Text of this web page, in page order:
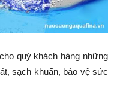
quý khách hàng những
sạch khuẩn, bảo vệ sức